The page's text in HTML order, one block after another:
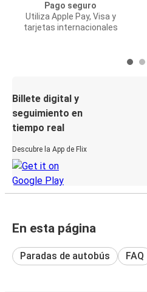
Pago seguro
Utiliza Apple Pay, Visa y
tarjetas internacionales
Billete digital y
seguimiento en
tiempo real
Descubre la App de Flix
En esta página
Paradas de autobús FAQ